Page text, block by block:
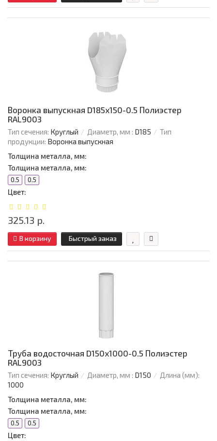
Воронка выпускная D185х150-0.5 Полиэстер
RAL9003
Тип сечения: Круглый Диаметр, мм : D185
Тип
продукции: Воронка выпускная
Толщина металла, мм:
Толщина металла, мм:
0.5 0.5
Цвет:
325.13 р.
В корзину Быстрый заказ
Труба водосточная D150х1000-0.5 Полиэстер
RAL9003
Тип сечения: Круглый Диаметр, мм : D150
Длина (мм):
1000
Толщина металла, мм:
Толщина металла, мм:
0.5 0.5
Цвет: